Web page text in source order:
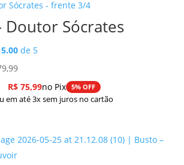
era:
R$ 239,97.
é:
R$ 201,57.
Doutor Sócrates
5.00 de 5
Faixa
de
preço:
R$ 279,99
R$75,99no Pix 5% OFF
em até 3x sem juros no cartão